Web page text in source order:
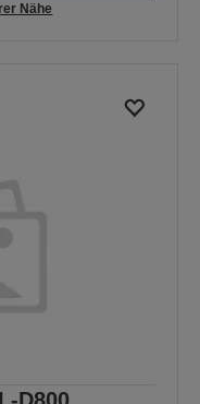
Nähe